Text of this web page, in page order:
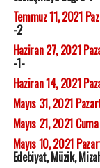
Temmuz 11, 2021
-2
Haziran 27, 2021
-1-
Haziran 14, 2021
Mayıs 31, 2021
Mayıs 21, 2021 Cuma
Mayıs 10, 2021
Edebiyat, Müzik,